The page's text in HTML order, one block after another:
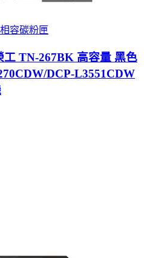
容碳粉匣
TN-267BK 高容量 黑色
DCP-L3551CDW